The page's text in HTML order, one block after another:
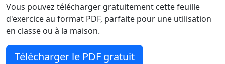
Vous pouvez télécharger gratuitement cette feuille
d'exercice au format PDF, parfaite pour une utilisation
en classe ou à la maison.
Télécharger le PDF gratuit